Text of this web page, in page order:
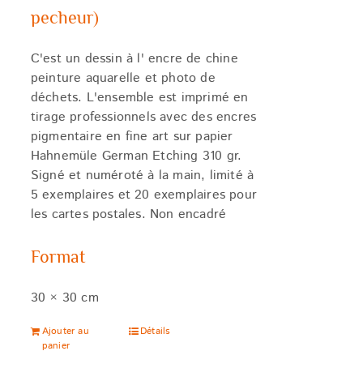
pecheur)
C'est un dessin à l' encre de chine
peinture aquarelle et photo de
déchets. L'ensemble est imprimé en
tirage professionnels avec des encres
pigmentaire en fine art sur papier
Hahnemüle German Etching 310 gr.
Signé et numéroté à la main, limité à
5 exemplaires et 20 exemplaires pour
les cartes postales. Non encadré
Format
30 × 30 cm
Ajouter au
panier
Détails